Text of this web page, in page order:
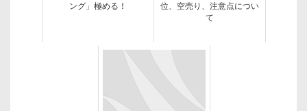
ング」極める！
位、空売り、注意点につい
て